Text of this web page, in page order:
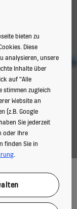
bieten zu
Diese
analysieren, unsere
Inhalte über
auf "Alle
stimmen zugleich
Website an
(z.B. Google
Sie jederzeit
oder Ihre
finden Sie in
.